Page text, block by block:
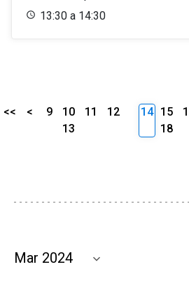
13:30 a 14:30
<< < 9 10 11
12
13
14 15
18